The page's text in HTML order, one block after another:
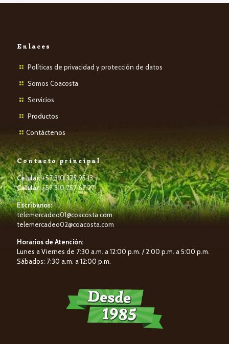
Enlaces
Políticas de privacidad y protección de datos
Somos Coacosta
Servicios
Productos
Contáctenos
Contacto principal
Celular:+57 310 375 95 13
Celular:+57 310 757 67 27
Escríbanos:
telemercadeo01@coacosta.com
telemercadeo02@coacosta.com
Horarios de Atención:
Lunes a Viernes de 7:30 a.m. a 12:00 p.m. / 2:00 p.m. a 5:00 p.m.
Sábados: 7:30 a.m. a 12:00 p.m.